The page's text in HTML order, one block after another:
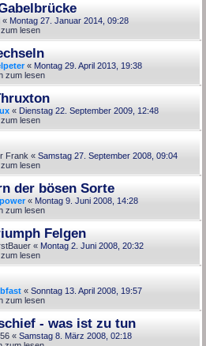
« Montag 27. Januar 2014, 09:28
lesen
« Montag 29. April 2013, 19:38
zum lesen
« Dienstag 22. September 2009, 12:48
lesen
Frank « Samstag 27. September 2008, 09:04
lesen
der bösen Sorte
« Montag 9. Juni 2008, 14:28
zum lesen
Felgen
« Montag 2. Juni 2008, 20:32
lesen
« Sonntag 13. April 2008, 19:57
zum lesen
- was ist zu tun
« Samstag 8. März 2008, 02:18